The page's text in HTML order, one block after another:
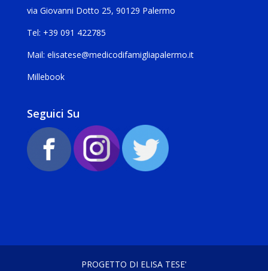
via Giovanni Dotto 25, 90129 Palermo
Tel: +39 091 422785
Mail: elisatese@medicodifamigliapalermo.it
Millebook
Seguici Su
PROGETTO DI ELISA TESE'